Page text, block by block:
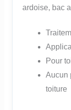
ardoise, bac
Pour
Aucun
toiture